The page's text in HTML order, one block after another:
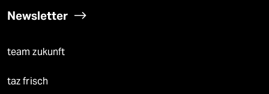
Newsletter
team zukunft
taz frisch